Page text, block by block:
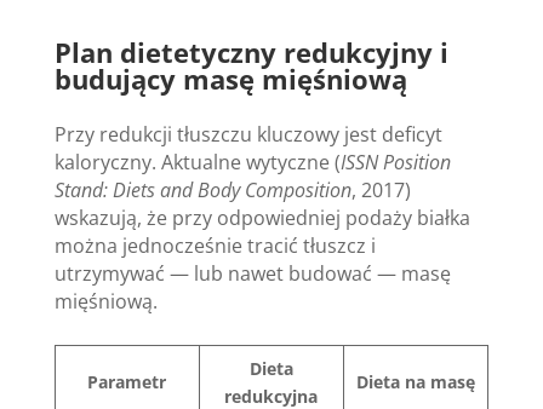
Plan dietetyczny redukcyjny i
budujący masę mięśniową
Przy redukcji tłuszczu kluczowy jest deficyt
kaloryczny. Aktualne wytyczne (ISSN Position
Stand: Diets and Body Composition, 2017)
wskazują, że przy odpowiedniej podaży białka
można jednocześnie tracić tłuszcz i
utrzymywać — lub nawet budować — masę
mięśniową.
Parametr
Dieta
redukcyjna
Dieta na masę